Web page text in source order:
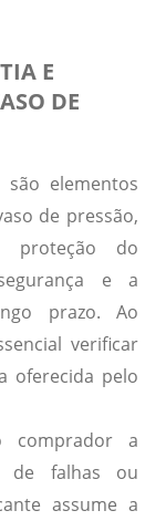
E
DE
são elementos
de pressão,
proteção do
e a
prazo. Ao
verificar
oferecida pelo
comprador a
de falhas ou
assume a